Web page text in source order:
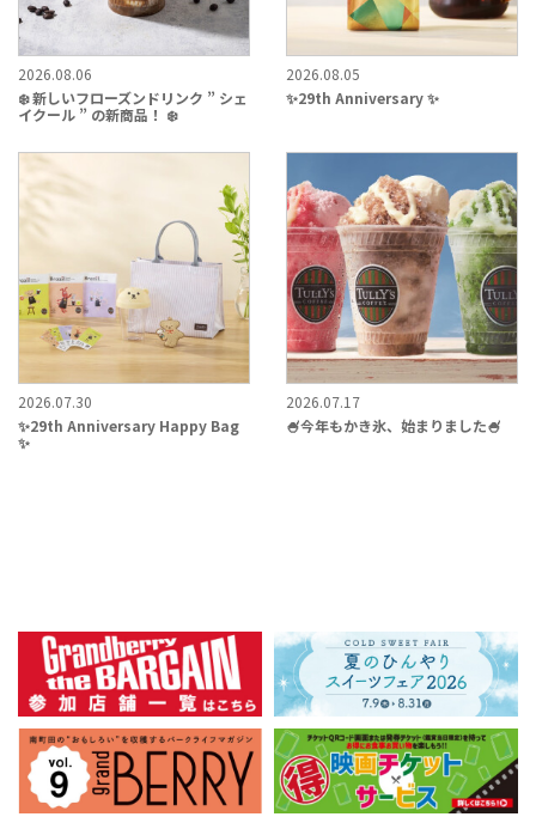
2026.08.06
❄️ 新しいフローズンドリンク ” シェ
イクール ” の新商品！ ❄️
2026.08.05
✨29th Anniversary ✨
2026.07.30
✨29th Anniversary Happy Bag
✨
2026.07.17
🍧今年もかき氷、始まりました🍧